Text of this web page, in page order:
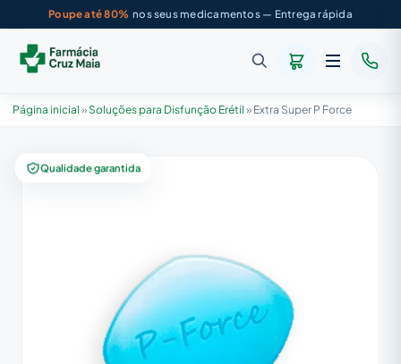
Poupe até 80% nos seus medicamentos — Entrega rápida
Página inicial »Soluções para Disfunção Erétil » Extra Super P Force
Qualidade garantida